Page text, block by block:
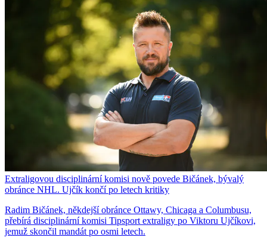
Extraligovou disciplinární komisi nově povede Bičánek, bývalý
obránce NHL. Ujčík končí po letech kritiky
Radim Bičánek, někdejší obránce Ottawy, Chicaga a Columbusu,
přebírá disciplinární komisi Tipsport extraligy po Viktoru Ujčíkovi,
jemuž skončil mandát po osmi letech.